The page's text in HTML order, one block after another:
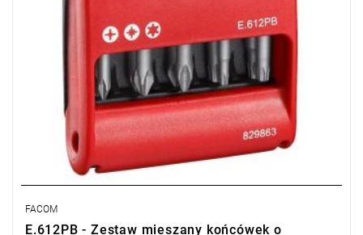
FACOM
E.612PB - Zestaw mieszany końcówek o